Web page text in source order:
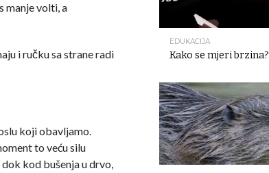
manje volti, a
i ručku sa strane radi
koji obavljamo.
to veću silu
kod bušenja u drvo,
EDUKACIJA
Kako se mjeri brzina?